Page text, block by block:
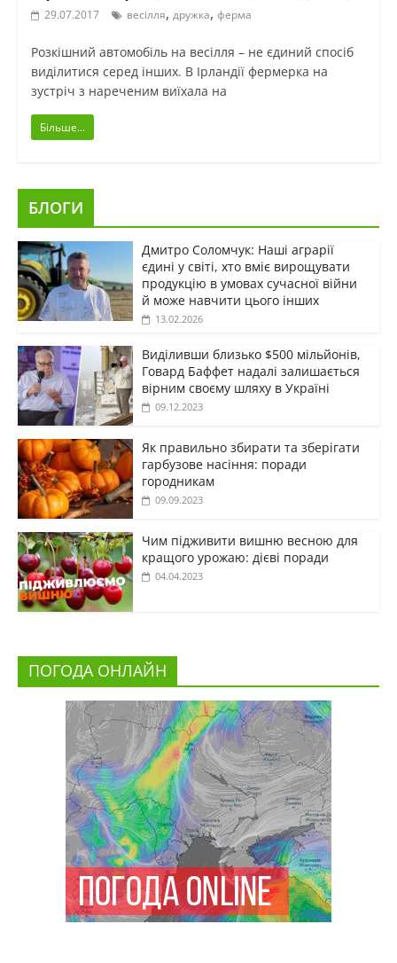
29.07.2017 весілля, дружка, ферма
Розкішний автомобіль на весілля – не єдиний спосіб
виділитися серед інших. В Ірландії фермерка на
зустріч з нареченим виїхала на
Більше...
БЛОГИ
Дмитро Соломчук: Наші аграрії
єдині у світі, хто вміє вирощувати
продукцію в умовах сучасної війни
й може навчити цього інших
13.02.2026
Виділивши близько $500 мільйонів,
Говард Баффет надалі залишається
вірним своєму шляху в Україні
09.12.2023
Як правильно збирати та зберігати
гарбузове насіння: поради
городникам
09.09.2023
Чим підживити вишню весною для
кращого урожаю: дієві поради
04.04.2023
ПОГОДА ОНЛАЙН